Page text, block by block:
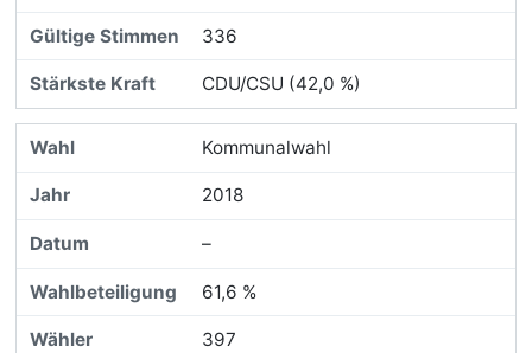
336
CDU/CSU (42,0 %)
Kommunalwahl
2018
–
61,6 %
397